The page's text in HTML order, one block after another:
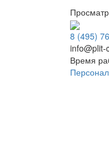
8 (495)
info@plit-
Время